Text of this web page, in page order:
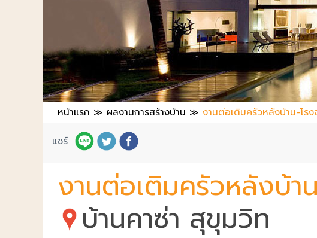
หน้าแรก ≫ ผลงานการสร้างบ้าน ≫ งานต่อเติมครัวหลังบ้าน-โร
แชร์
งานต่อเติมครัวหลังบ้า
บ้านคาซ่า สุขุมวิท